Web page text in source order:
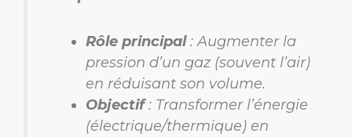
Rôle principal: Augmenter la
pression d’un gaz (souvent l’air)
en réduisant son volume.
Objectif: Transformer l’énergie
(électrique/thermique) en